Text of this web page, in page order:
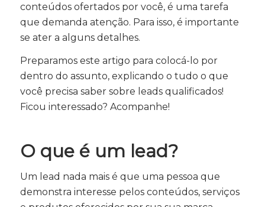
conteúdos ofertados por você, é uma tarefa
que demanda atenção. Para isso, é importante
se ater a alguns detalhes.
Preparamos este artigo para colocá-lo por
dentro do assunto, explicando o tudo o que
você precisa saber sobre leads qualificados!
Ficou interessado? Acompanhe!
O que é um lead?
Um lead nada mais é que uma pessoa que
demonstra interesse pelos conteúdos, serviços